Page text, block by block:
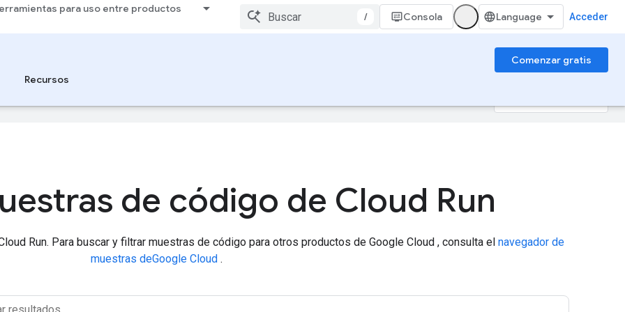
para uso entre productos
/ Consola Acceder
Comenzar gratis
Recursos
de código de Cloud Run
Run. Para buscar y filtrar muestras de código para otros productos de Google Cloud , consulta el navegador de
muestras deGoogle Cloud .